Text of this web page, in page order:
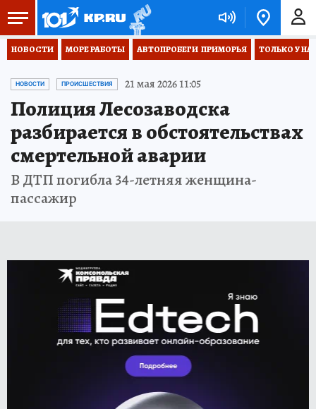
НОВОСТИ МОРЕ РАБОТЫ АВТОПРОБЕГИ  ПРИМОРЬЯ ТОЛЬКО У
НОВОСТИ ПРОИСШЕСТВИЯ 21 мая 2026 11:05
Полиция Лесозаводска
разбирается в обстоятельствах
смертельной аварии
В ДТП погибла 34-летняя женщина-
пассажир